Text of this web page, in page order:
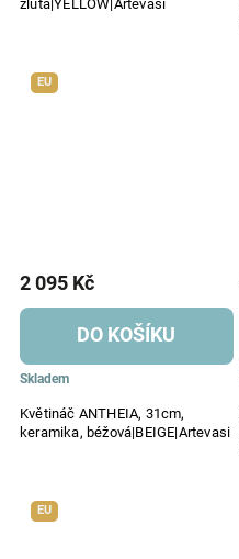
žlutá|YELLOW|Artevasi
EU
Květináč ANTHEIA, 31cm,
keramika, béžová|BEIGE|Artevasi
Skladem
2 095 Kč
DO KOŠÍKU
EU